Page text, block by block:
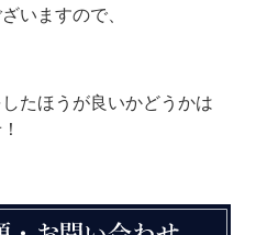
いますので、
たほうが良いかどうかは